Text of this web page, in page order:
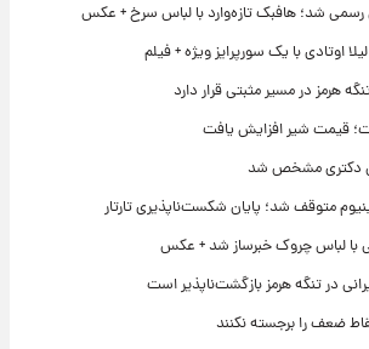
شد؛ هافبک تازه‌وارد با لباس سرخ + عکس
هرمز در مسیر مثبتی قرار دارد
قیمت شیر افزایش یافت
دکتری مشخص شد
متوقف شد؛ پایان شکست‌ناپذیری تارتار
با لباس چروک خبرساز شد + عکس
در تنگه هرمز بازگشت‌ناپذیر است
ضعف را برجسته نکنند